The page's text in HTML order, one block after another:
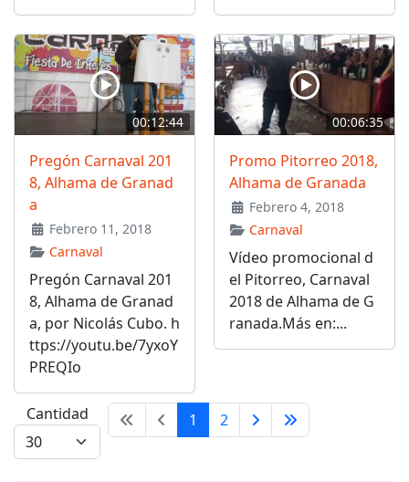
00:12:44
Pregón Carnaval 201
8, Alhama de Granad
a
Febrero 11, 2018
Carnaval
Pregón Carnaval 201
8, Alhama de Granad
a, por Nicolás Cubo. h
ttps://youtu.be/7yxoY
PREQIo
00:06:35
Promo Pitorreo 2018,
Alhama de Granada
Febrero 4, 2018
Carnaval
Vídeo promocional d
el Pitorreo, Carnaval
2018 de Alhama de G
ranada.Más en:...
Cantidad 1 2